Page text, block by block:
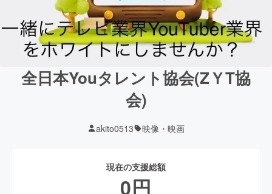
全日本Youタレント協会(ZＹT協
会)
akito0513 映像・映画
現在の支援総額
0円